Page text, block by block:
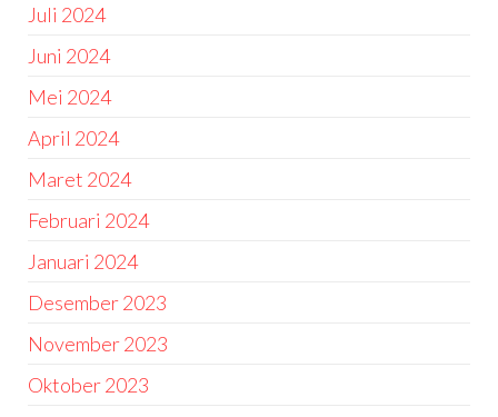
Juli 2024
Juni 2024
Mei 2024
April 2024
Maret 2024
Februari 2024
Januari 2024
Desember 2023
November 2023
Oktober 2023